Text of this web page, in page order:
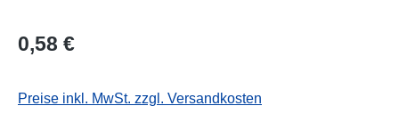
Regulärer Preis:
0,58 €
Preise inkl. MwSt. zzgl. Versandkosten